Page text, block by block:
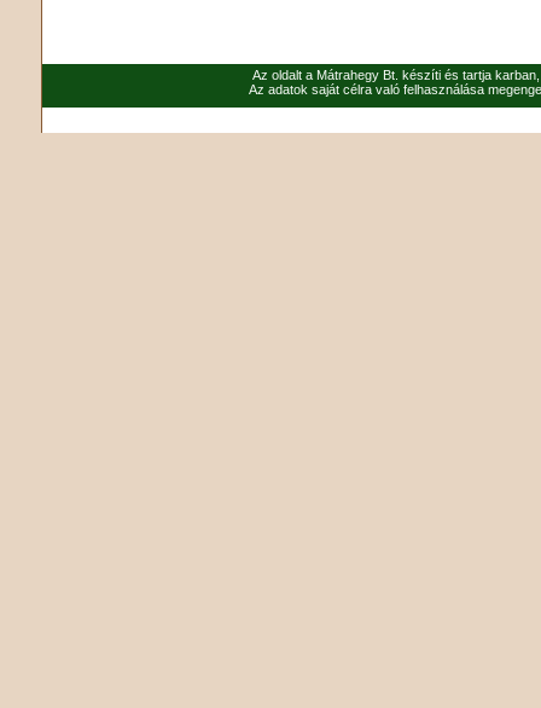
Az oldalt a Mátrahegy Bt. készíti és tartja
Az adatok saját célra való felhasználása